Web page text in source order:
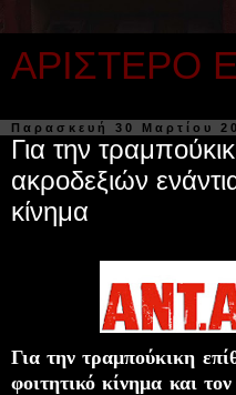
ΑΡΙΣΤΕΡΟ
Παρασκευή 30 Μαρτίου
Για την
ακροδεξιών
κίνημα
Για την τραμπούκικη
φοιτητικό κίνημα και